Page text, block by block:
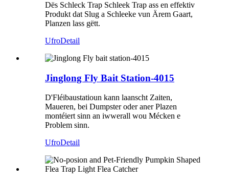
Dës Schleck Trap Schleek Trap ass en effektiv
Produkt dat Slug a Schleeke vun Ärem Gaart,
Planzen lass gëtt.
UfroDetail
Jinglong Fly Bait Station-4015
D'Fléibaustatioun kann laanscht Zaiten,
Maueren, bei Dumpster oder aner Plazen
montéiert sinn an iwwerall wou Mécken e
Problem sinn.
UfroDetail